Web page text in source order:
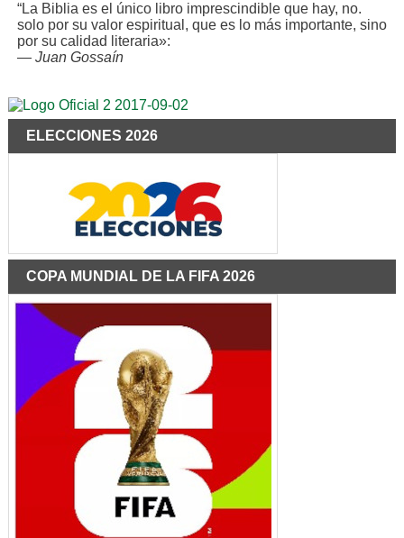
“La Biblia es el único libro imprescindible que hay, no.
solo por su valor espiritual, que es lo más importante, sino
por su calidad literaria»:
— Juan Gossaín
ELECCIONES 2026
COPA MUNDIAL DE LA FIFA 2026